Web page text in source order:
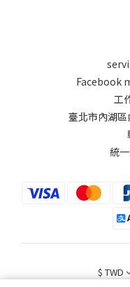
Facebook
工
臺北市內湖
統
$ TWD